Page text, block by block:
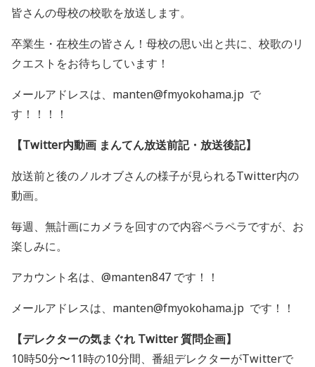
皆さんの母校の校歌を放送します。
卒業生・在校生の皆さん！母校の思い出と共に、校歌のリ
クエストをお待ちしています！
メールアドレスは、manten@fmyokohama.jp で
す！！！！
【Twitter内動画 まんてん放送前記・放送後記】
放送前と後のノルオブさんの様子が見られるTwitter内の
動画。
毎週、無計画にカメラを回すので内容ペラペラですが、お
楽しみに。
アカウント名は、@manten847 です！！
メールアドレスは、manten@fmyokohama.jp です！！
【デレクターの気まぐれ Twitter 質問企画】
10時50分〜11時の10分間、番組デレクターがTwitterで